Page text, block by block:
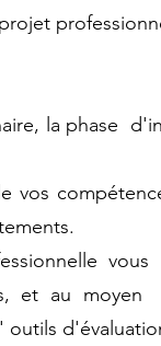
la phase
et au